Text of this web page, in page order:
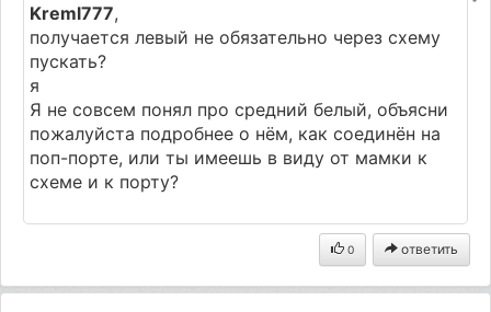
Kreml777,
получается левый не обязательно через схему
пускать?
я
Я не совсем понял про средний белый, объясни
пожалуйста подробнее о нём, как соединён на
поп-порте, или ты имеешь в виду от мамки к
схеме и к порту?
0 ответить